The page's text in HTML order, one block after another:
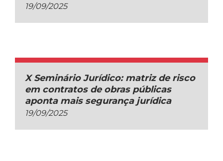
19/09/2025
X Seminário Jurídico: matriz de risco
em contratos de obras públicas
aponta mais segurança jurídica
19/09/2025